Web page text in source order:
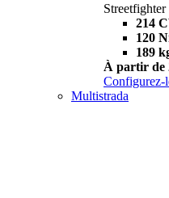
214
120
189
À partir de
Configurez-
Multistrada